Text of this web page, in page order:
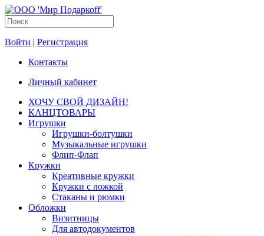
Войти | Регистрация
Контакты
Личный кабинет
ХОЧУ СВОЙ ДИЗАЙН!
КАНЦТОВАРЫ
Игрушки
Игрушки-болтушки
Музыкальные игрушки
Флип-Флап
Кружки
Креативные кружки
Кружки с ложкой
Стаканы и рюмки
Обложки
Визитницы
Для автодокументов